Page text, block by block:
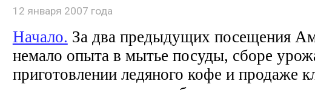
12 января 2007 года
Начало. За два предыдущих посещения
немало опыта в мытье посуды, сборе
приготовлении ледяного кофе и продаже